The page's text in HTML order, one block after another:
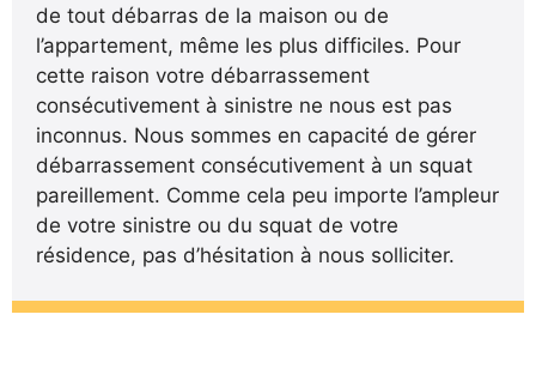
de tout débarras de la maison ou de
l’appartement, même les plus difficiles. Pour
cette raison votre débarrassement
consécutivement à sinistre ne nous est pas
inconnus. Nous sommes en capacité de gérer
débarrassement consécutivement à un squat
pareillement. Comme cela peu importe l’ampleur
de votre sinistre ou du squat de votre
résidence, pas d’hésitation à nous solliciter.